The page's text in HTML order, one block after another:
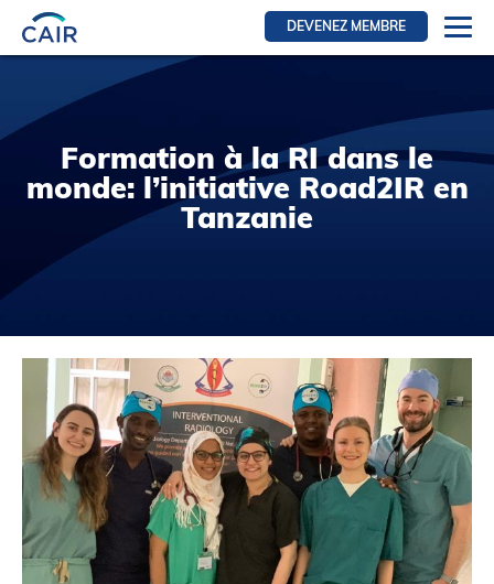
DEVENEZ MEMBRE
Se connecter
Ressources pour les membres
FRI Section
RFE Section
Ressources pour les patients
Nouvelles
Contact
À Propos
Partenaires
Introduction à la RI
Présence mondiale
Formation à la RI dans le
monde: l’initiative Road2IR en
Tanzanie